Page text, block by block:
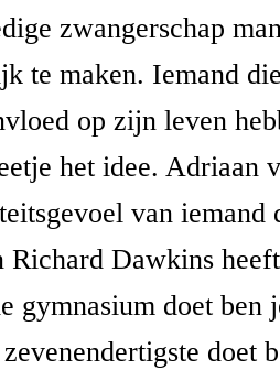
zwangerschap
te maken. Iemand
op zijn leven
het idee. Adriaan
van iemand
Richard Dawkins
gymnasium doet ben
doet